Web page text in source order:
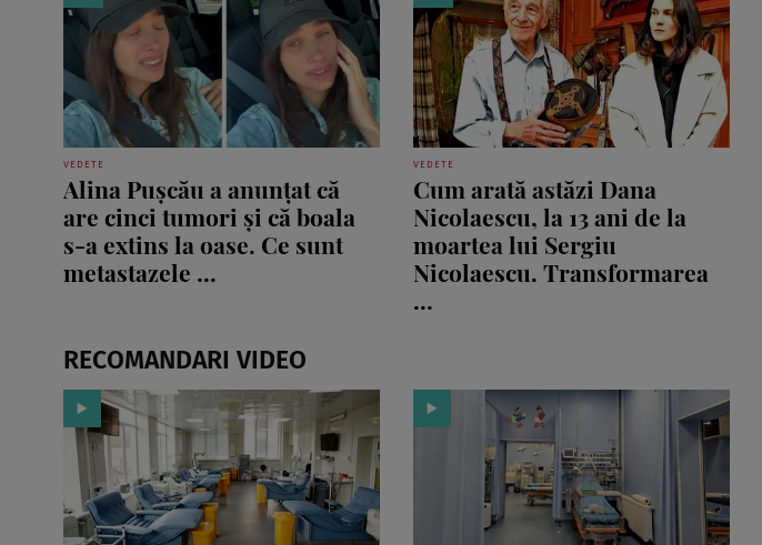
VEDETE
Alina Pușcău a anunțat că
are cinci tumori și că boala
s-a extins la oase. Ce sunt
metastazele ...
VEDETE
Cum arată astăzi Dana
Nicolaescu, la 13 ani de la
moartea lui Sergiu
Nicolaescu. Transformarea
...
RECOMANDARI VIDEO